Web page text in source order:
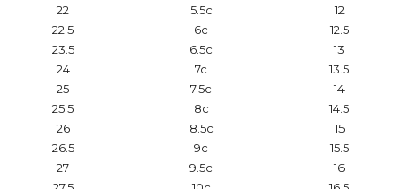
22
5.5c
12
22.5
6c
12.5
23.5
6.5c
13
24
7c
13.5
25
7.5c
14
25.5
8c
14.5
26
8.5c
15
26.5
9c
15.5
27
9.5c
16